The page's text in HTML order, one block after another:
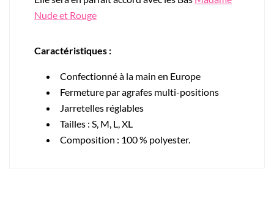
Nude et Rouge
Caractéristiques :
Confectionné à la main en Europe
Fermeture par agrafes multi-positions
Jarretelles réglables
Tailles : S, M, L, XL
Composition : 100 % polyester.